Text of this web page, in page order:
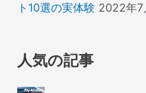
ト10選の実体験 2022年7
人気の記事